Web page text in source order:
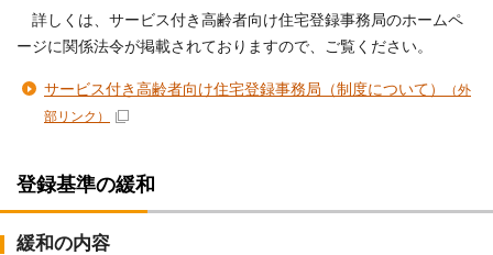
詳しくは、サービス付き高齢者向け住宅登録事務局のホームペ
ージに関係法令が掲載されておりますので、ご覧ください。
サービス付き高齢者向け住宅登録事務局（制度について）
（外
部リンク）
登録基準の緩和
緩和の内容